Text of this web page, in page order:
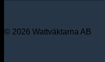
© 2026 Wattväktarna AB